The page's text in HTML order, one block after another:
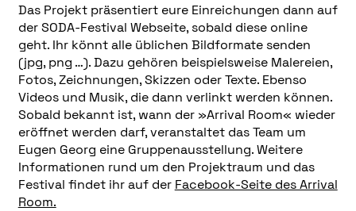
Das Projekt präsentiert eure Einreichungen dann auf
der SODA-Festival Webseite, sobald diese online
geht. Ihr könnt alle üblichen Bildformate senden
(jpg, png …). Dazu gehören beispielsweise Malereien,
Fotos, Zeichnungen, Skizzen oder Texte. Ebenso
Videos und Musik, die dann verlinkt werden können.
Sobald bekannt ist, wann der »Arrival Room« wieder
eröffnet werden darf, veranstaltet das Team um
Eugen Georg eine Gruppenausstellung. Weitere
Informationen rund um den Projektraum und das
Festival findet ihr auf der Facebook-Seite des Arrival
Room.